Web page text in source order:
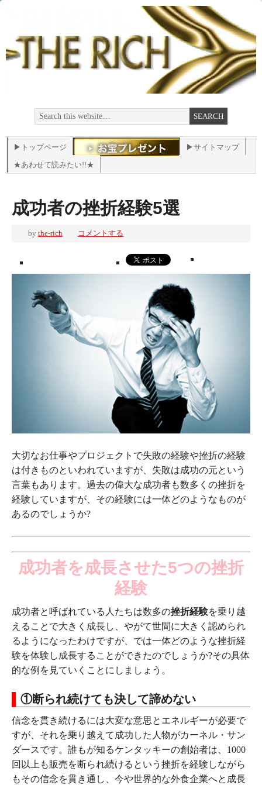
▶トップページ
▶サイトマップ
★あわせて読みたい!!★
成功者の挫折経験5選
by the-rich コメントする
大切なお仕事やプロジェクトで失敗の経験や挫折の経験
は付きものといわれていますが、失敗は成功の元という
言葉もあります。過去の偉大な成功者も数多くの挫折を
経験していますが、その経験には一体どのようなものが
あるのでしょうか?
成功者を成長させた5つの挫折
経験
成功者と呼ばれている人たちは数多の挫折経験を乗り越
えることで大きく成長し、やがて世間に大きく認められ
るようになったわけですが、では一体どのような挫折経
験を体験し成長することができたのでしょうか?その具体
的な例を見ていくことにしましょう。
①断られ続けても決して諦めない
信念を貫き続けるには大変な意思とエネルギーが必要で
すが、それを乗り越えて成功した人物がカーネル・サン
ダースです。誰もが知るケンタッキーの創始者は、1000
回以上も販売を断られ続けるという挫折を経験しながら
もその信念を貫き通し、今や世界的な外食企業へと成長